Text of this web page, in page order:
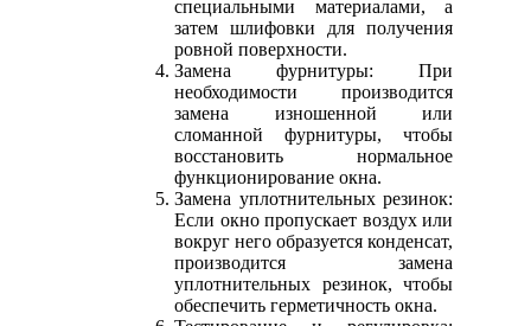
специальными материалами, а
затем шлифовки для получения
ровной поверхности.
Замена фурнитуры: При
необходимости производится
замена изношенной или
сломанной фурнитуры, чтобы
восстановить нормальное
функционирование окна.
Замена уплотнительных резинок:
Если окно пропускает воздух или
вокруг него образуется конденсат,
производится замена
уплотнительных резинок, чтобы
обеспечить герметичность окна.